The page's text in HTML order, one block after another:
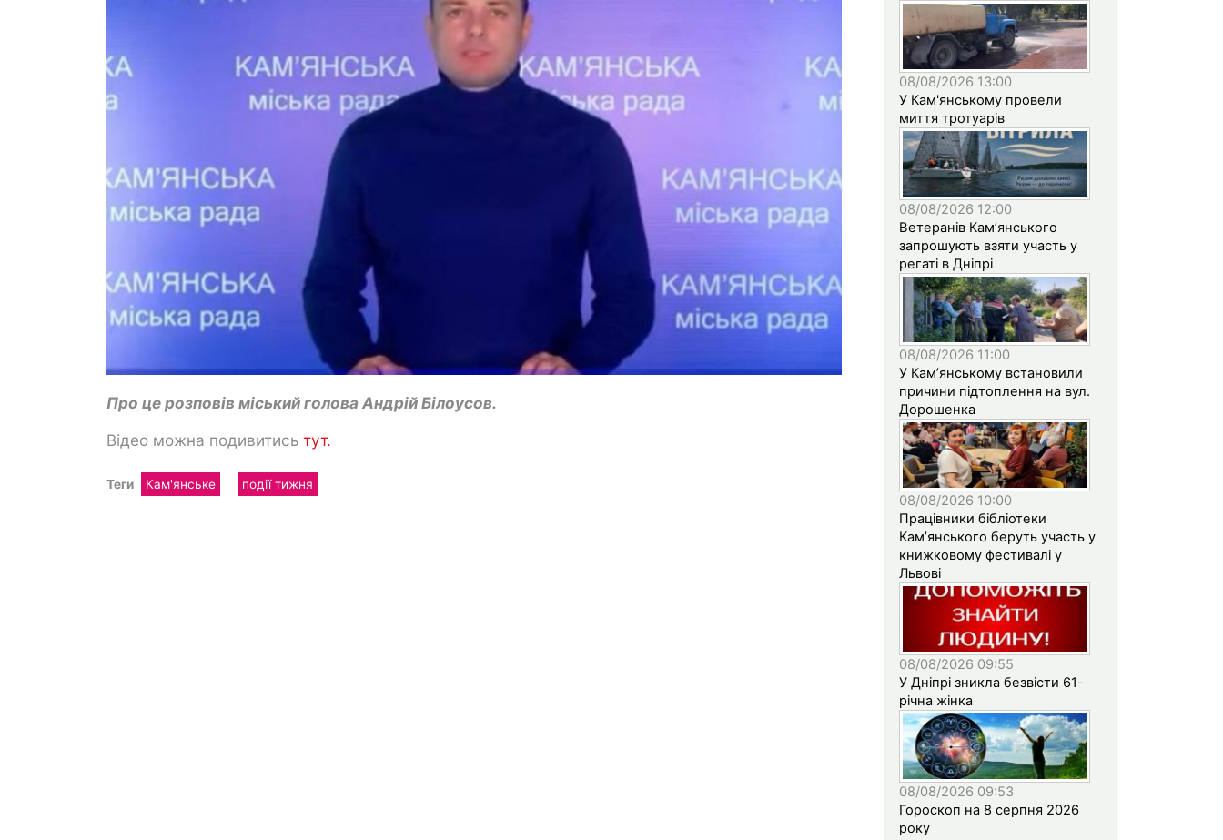
Про це розповів міський голова Андрій Білоусов.
Відео можна подивитись тут.
Теги Кам'янське події тижня
08/08/2026 13:00
У Кам'янському провели
миття тротуарів
08/08/2026 12:00
Ветеранів Кам’янського
запрошують взяти участь у
регаті в Дніпрі
08/08/2026 11:00
У Кам’янському встановили
причини підтоплення на вул.
Дорошенка
08/08/2026 10:00
Працівники бібліотеки
Кам’янського беруть участь у
книжковому фестивалі у
Львові
08/08/2026 09:55
У Дніпрі зникла безвісти 61-
річна жінка
08/08/2026 09:53
Гороскоп на 8 серпня 2026
року